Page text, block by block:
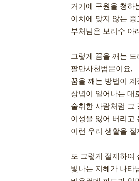
거기에 구원을 청하
이치에 맞지 않는
부처님은 보리수 아
그렇게 꿈을 깨는
팔만사천법문이요,
꿈을 깨는 방법이
상념이 일어나는 대
술취한 사람처럼 그
이성을 잃어 버리고
이런 우리 생활을
또 그렇게 절제하
빛나는 지혜가 나타